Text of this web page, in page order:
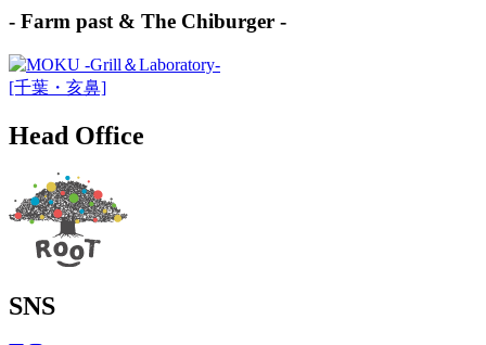
- Farm past & The Chiburger -
[千葉・亥鼻]
Head Office
SNS